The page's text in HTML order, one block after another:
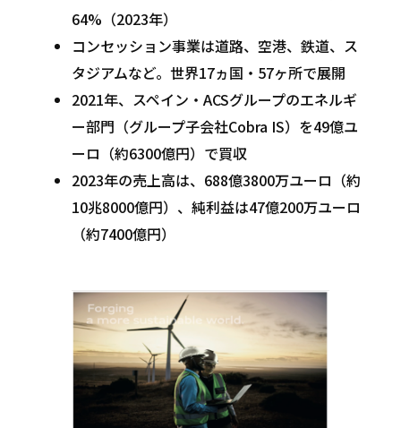
64%（2023年）
コンセッション事業は道路、空港、鉄道、ス
タジアムなど。世界17ヵ国・57ヶ所で展開
2021年、スペイン・ACSグループのエネルギ
ー部門（グループ子会社Cobra IS）を49億ユ
ーロ（約6300億円）で買収
2023年の売上高は、688億3800万ユーロ（約
10兆8000億円）、純利益は47億200万ユーロ
（約7400億円）